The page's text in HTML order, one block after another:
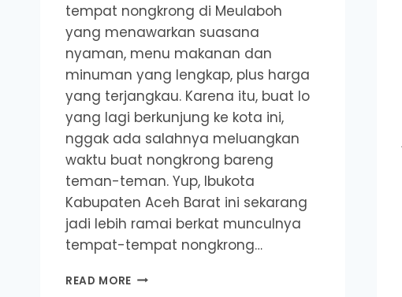
tempat nongkrong di Meulaboh
yang menawarkan suasana
nyaman, menu makanan dan
minuman yang lengkap, plus harga
yang terjangkau. Karena itu, buat lo
yang lagi berkunjung ke kota ini,
nggak ada salahnya meluangkan
waktu buat nongkrong bareng
teman-teman. Yup, Ibukota
Kabupaten Aceh Barat ini sekarang
jadi lebih ramai berkat munculnya
tempat-tempat nongkrong…
READ MORE 5